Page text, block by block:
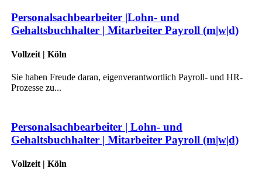
Personalsachbearbeiter |Lohn- und
Gehaltsbuchhalter | Mitarbeiter Payroll (m|w|d)
Vollzeit | Köln
Sie haben Freude daran, eigenverantwortlich Payroll- und HR-
Prozesse zu...
Personalsachbearbeiter | Lohn- und
Gehaltsbuchhalter | Mitarbeiter Payroll (m|w|d)
Vollzeit | Köln